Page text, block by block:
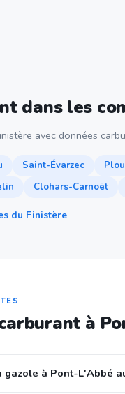
dans les
avec données
Saint-Évarzec
Clohars-Carnoët
du Finistère
à
gazole à Pont-L'Abbé